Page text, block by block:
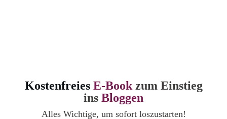
Kostenfreies E-Bookzum Einstieg
ins Bloggen
Alles Wichtige, um sofort loszustarten!